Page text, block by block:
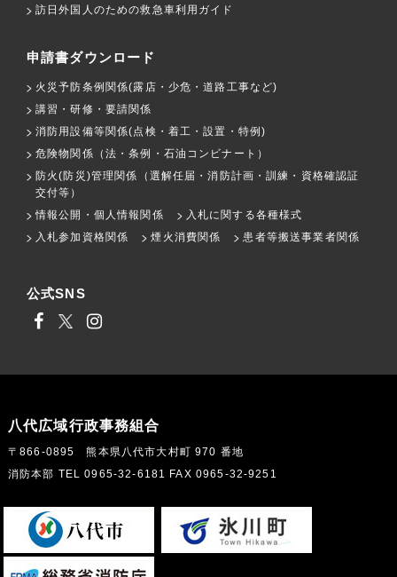
訪日外国人のための救急車利用ガイド
申請書ダウンロード
火災予防条例関係(露店・少危・道路工事など)
講習・研修・要請関係
消防用設備等関係(点検・着工・設置・特例)
危険物関係（法・条例・石油コンビナート）
防火(防災)管理関係（選解任届・消防計画・訓練・資格確認証
交付等）
情報公開・個人情報関係
入札に関する各種様式
入札参加資格関係
煙火消費関係 患者等搬送事業者関係
公式SNS
八代広域行政事務組合
〒866-0895 熊本県八代市大村町 970 番地
消防本部 TEL 0965-32-6181 FAX 0965-32-9251